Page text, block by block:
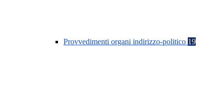
Provvedimenti organi indirizzo-politico 19